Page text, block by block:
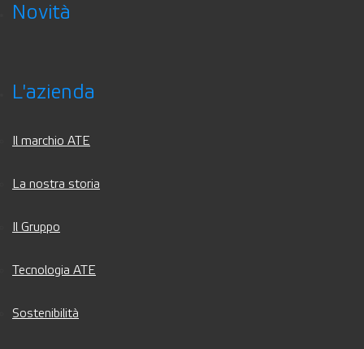
Novità
L'azienda
Il marchio ATE
La nostra storia
Il Gruppo
Tecnologia ATE
Sostenibilità